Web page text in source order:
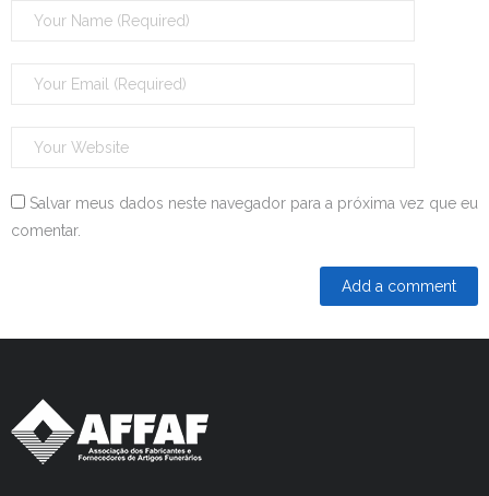
Salvar meus dados neste navegador para a próxima vez que eu
comentar.